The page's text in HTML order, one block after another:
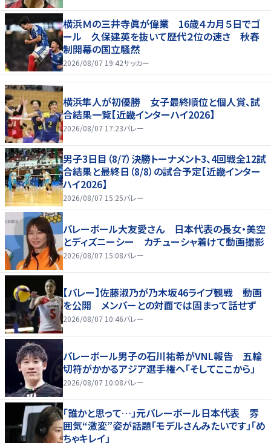
横浜Ｍの三井寺眞が偉業 16歳４カ月５日でゴ
ール 久保建英を抜いて歴代２位の速さ 秋春
制開幕の国立騒然
2026/08/07 19:42サッカー
横浜隼人が初優勝 女子最終順位と個人賞、試
合結果一覧【近畿インターハイ2026】
2026/08/07 17:23バレー
男子3日目（8/7）決勝トーナメント3、4回戦全12試
合結果と最終日（8/8）の試合予定【近畿インター
ハイ2026】
2026/08/07 15:25バレー
バレーボール大友愛さん 日本代表の長女・美空
とディズニーシー カチューシャ着けて動画撮影
2026/08/07 15:08バレー
【バレー】佐藤淑乃が乃木坂46ライブ観戦 動画
を公開 メンバーとの対面では固まって話せず
2026/08/07 10:46バレー
バレーボール男子の石川祐希がVNL報告 五輪
切符がかかるアジア選手権へ「そしてここから」
2026/08/07 10:08バレー
「誰かと思って…」元バレーボール日本代表 雰
囲気“激変”姿が話題「モデルさんみたいです」「め
ちゃキレイ」